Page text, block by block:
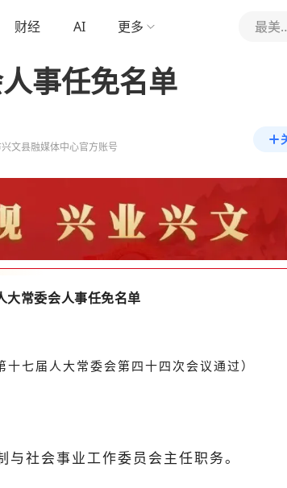
财经 AI 更多 最
事任免名单
文县融媒体中心官方账号
大常委会人事任免名单
十七届人大常委会第四十四次会议通过）
社会事业工作委员会主任职务。